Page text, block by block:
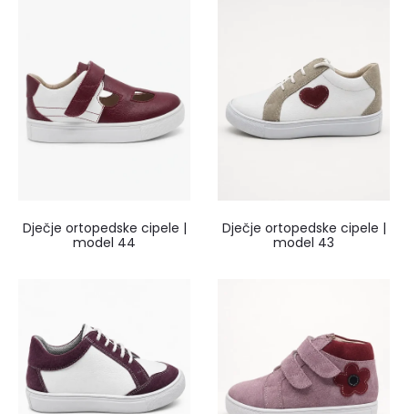
Dječje ortopedske cipele |
model 44
Dječje ortopedske cipele |
model 43